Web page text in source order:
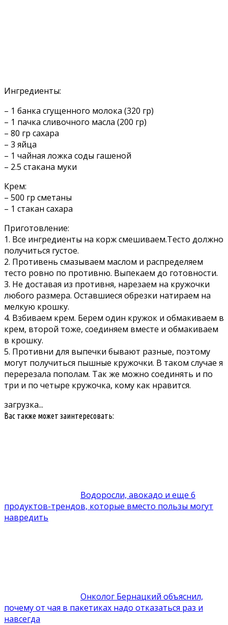
Ингредиенты:
– 1 банка сгущенного молока (320 гр)
– 1 пачка сливочного масла (200 гр)
– 80 гр сахара
– 3 яйца
– 1 чайная ложка соды гашеной
– 2.5 стакана муки
Крем:
– 500 гр сметаны
– 1 стакан сахара
Приготовление:
1. Все ингредиенты на корж смешиваем.Тесто должно
получиться густое.
2. Противень смазываем маслом и распределяем
тесто ровно по противню. Выпекаем до готовности.
3. Не доставая из противня, нарезаем на кружочки
любого размера. Оставшиеся обрезки натираем на
мелкую крошку.
4. Взбиваем крем. Берем один кружок и обмакиваем в
крем, второй тоже, соединяем вместе и обмакиваем
в крошку.
5. Противни для выпечки бывают разные, поэтому
могут получиться пышные кружочки. В таком случае я
перерезала пополам. Так же можно соединять и по
три и по четыре кружочка, кому как нравится.
загрузка...
Вас также может заинтересовать:
Водоросли, авокадо и еще 6
продуктов-трендов, которые вместо пользы могут
навредить
Онколог Бернацкий объяснил,
почему от чая в пакетиках надо отказаться раз и
навсегда